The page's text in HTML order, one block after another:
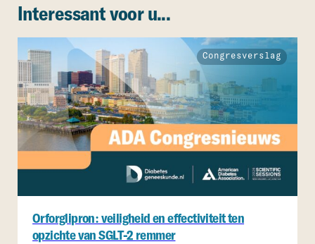
Interessant voor u...
Congresverslag
Orforglipron: veiligheid en effectiviteit ten
opzichte van SGLT-2 remmer